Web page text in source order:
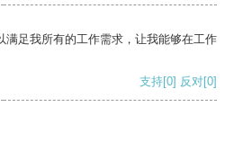
满足我所有的工作需求，让我能够在工作
支持[0] 反对[0]